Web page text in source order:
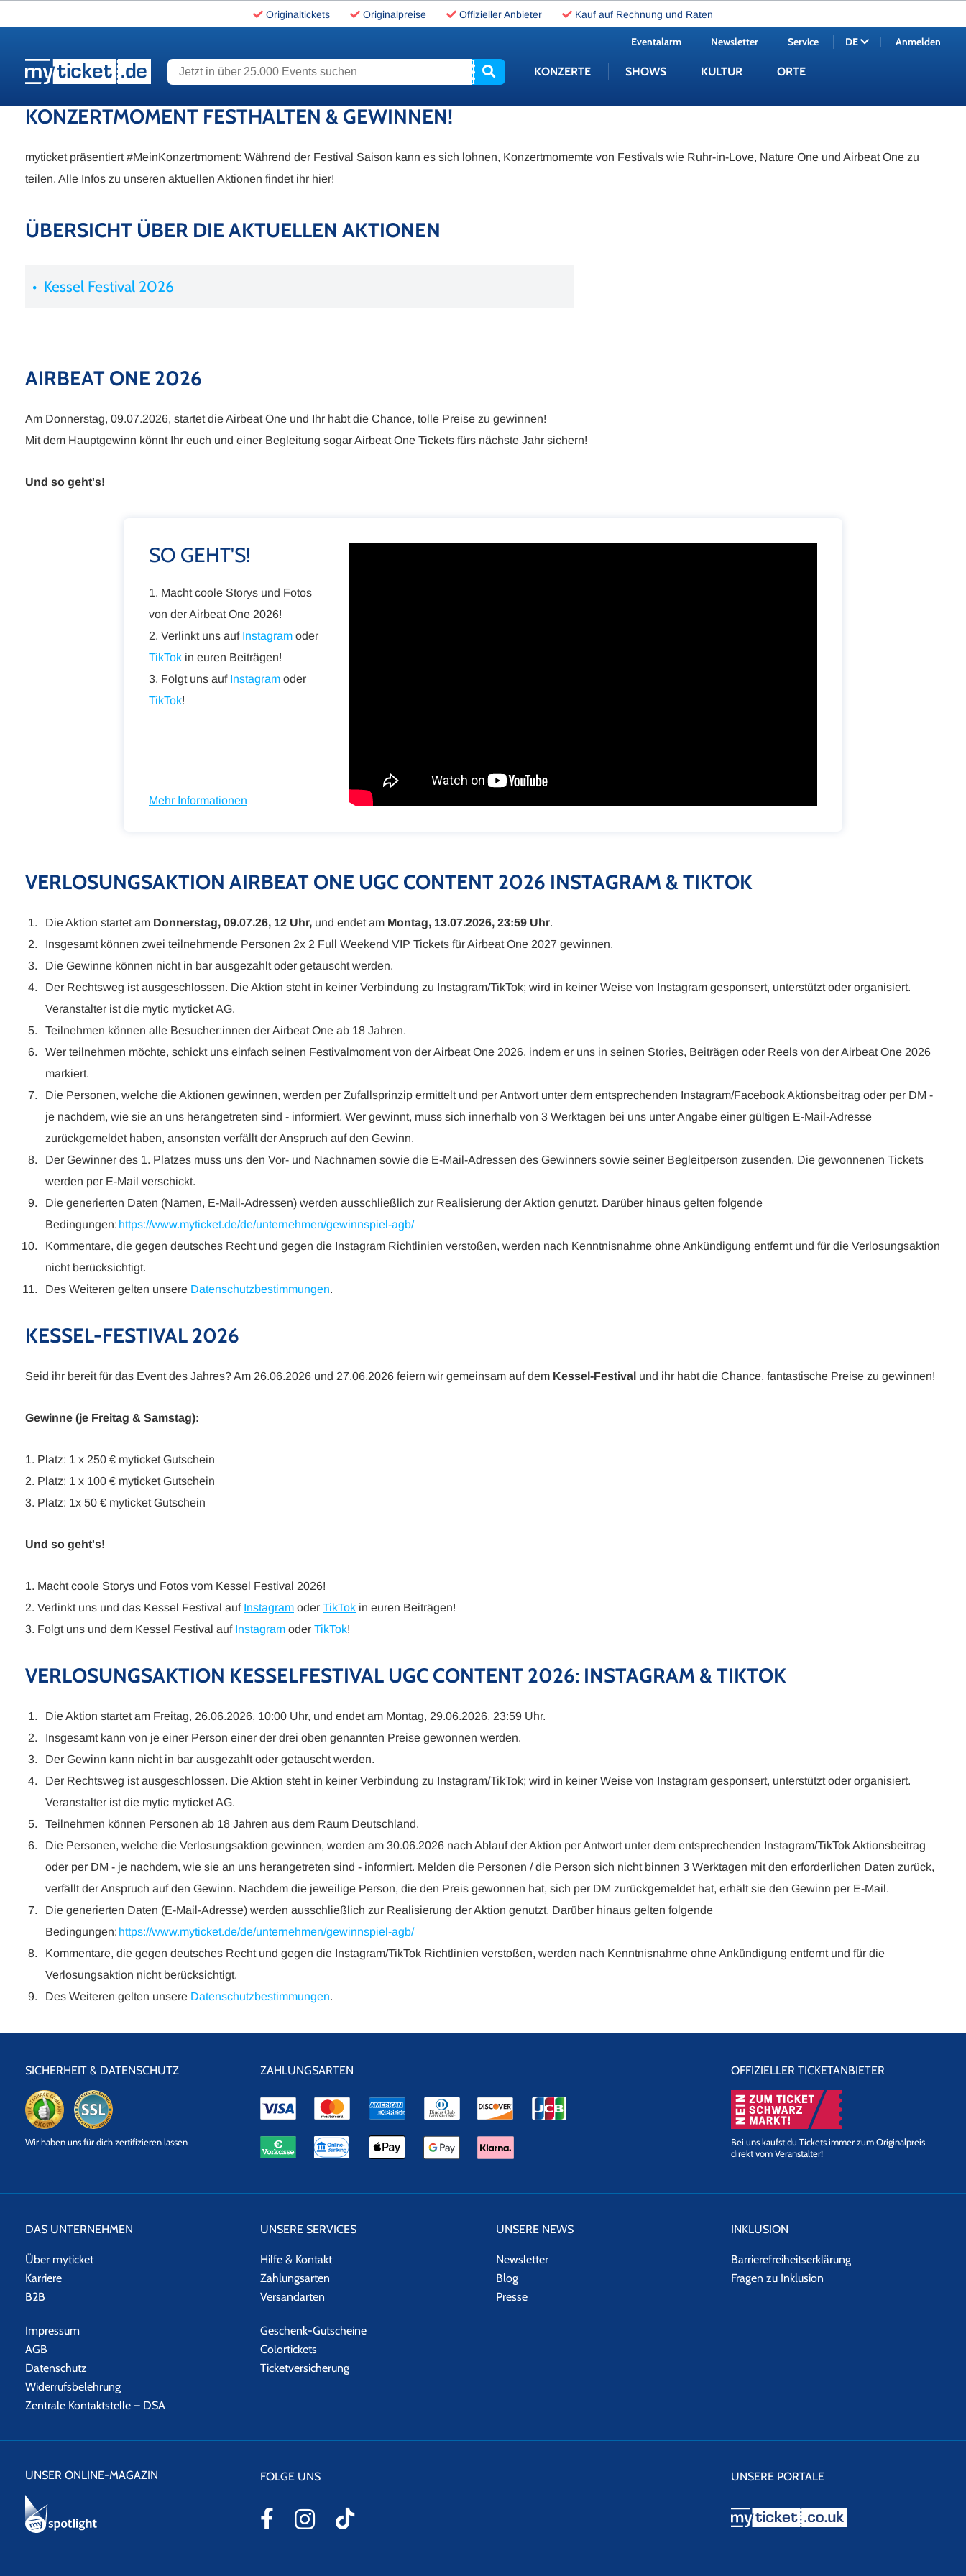
Originaltickets Originalpreise Offizieller Anbieter Kauf auf Rechnung und Raten
Jetzt in über 25.000 Events suchen KONZERTE SHOWS KULTUR ORTE
Eventalarm Newsletter Service DE Anmelden
KONZERTMOMENT FESTHALTEN & GEWINNEN!
myticket präsentiert #MeinKonzertmoment: Während der Festival Saison kann es sich lohnen, Konzertmomemte von Festivals wie Ruhr-in-Love, Nature One und Airbeat One zu
teilen. Alle Infos zu unseren aktuellen Aktionen findet ihr hier!
ÜBERSICHT ÜBER DIE AKTUELLEN AKTIONEN
Kessel Festival 2026
AIRBEAT ONE 2026
Am Donnerstag, 09.07.2026, startet die Airbeat One und Ihr habt die Chance, tolle Preise zu gewinnen!
Mit dem Hauptgewinn könnt Ihr euch und einer Begleitung sogar Airbeat One Tickets fürs nächste Jahr sichern!
Und so geht's!
SO GEHT'S!
1. Macht coole Storys und Fotos
von der Airbeat One 2026!
2. Verlinkt uns auf Instagram oder
TikTok in euren Beiträgen!
3. Folgt uns auf Instagram oder
TikTok!
Mehr Informationen
VERLOSUNGSAKTION AIRBEAT ONE UGC CONTENT 2026 INSTAGRAM & TIKTOK
Die Aktion startet am Donnerstag, 09.07.26, 12 Uhr, und endet am Montag, 13.07.2026, 23:59 Uhr.
Insgesamt können zwei teilnehmende Personen 2x 2 Full Weekend VIP Tickets für Airbeat One 2027 gewinnen.
Die Gewinne können nicht in bar ausgezahlt oder getauscht werden.
Der Rechtsweg ist ausgeschlossen. Die Aktion steht in keiner Verbindung zu Instagram/TikTok; wird in keiner Weise von Instagram gesponsert, unterstützt oder organisiert.
Veranstalter ist die mytic myticket AG.
Teilnehmen können alle Besucher:innen der Airbeat One ab 18 Jahren.
Wer teilnehmen möchte, schickt uns einfach seinen Festivalmoment von der Airbeat One 2026, indem er uns in seinen Stories, Beiträgen oder Reels von der Airbeat One 2026
markiert.
Die Personen, welche die Aktionen gewinnen, werden per Zufallsprinzip ermittelt und per Antwort unter dem entsprechenden Instagram/Facebook Aktionsbeitrag oder per DM -
je nachdem, wie sie an uns herangetreten sind - informiert. Wer gewinnt, muss sich innerhalb von 3 Werktagen bei uns unter Angabe einer gültigen E-Mail-Adresse
zurückgemeldet haben, ansonsten verfällt der Anspruch auf den Gewinn.
Der Gewinner des 1. Platzes muss uns den Vor- und Nachnamen sowie die E-Mail-Adressen des Gewinners sowie seiner Begleitperson zusenden. Die gewonnenen Tickets
werden per E-Mail verschickt.
Die generierten Daten (Namen, E-Mail-Adressen) werden ausschließlich zur Realisierung der Aktion genutzt. Darüber hinaus gelten folgende
Bedingungen: https://www.myticket.de/de/unternehmen/gewinnspiel-agb/
Kommentare, die gegen deutsches Recht und gegen die Instagram Richtlinien verstoßen, werden nach Kenntnisnahme ohne Ankündigung entfernt und für die Verlosungsaktion
nicht berücksichtigt.
Des Weiteren gelten unsere Datenschutzbestimmungen.
KESSEL-FESTIVAL 2026
Seid ihr bereit für das Event des Jahres? Am 26.06.2026 und 27.06.2026 feiern wir gemeinsam auf dem Kessel-Festival und ihr habt die Chance, fantastische Preise zu gewinnen!
Gewinne (je Freitag & Samstag):
1. Platz: 1 x 250 € myticket Gutschein
2. Platz: 1 x 100 € myticket Gutschein
3. Platz: 1x 50 € myticket Gutschein
Und so geht's!
1. Macht coole Storys und Fotos vom Kessel Festival 2026!
2. Verlinkt uns und das Kessel Festival auf Instagram oder TikTok in euren Beiträgen!
3. Folgt uns und dem Kessel Festival auf Instagram oder TikTok!
VERLOSUNGSAKTION KESSELFESTIVAL UGC CONTENT 2026: INSTAGRAM & TIKTOK
Die Aktion startet am Freitag, 26.06.2026, 10:00 Uhr, und endet am Montag, 29.06.2026, 23:59 Uhr.
Insgesamt kann von je einer Person einer der drei oben genannten Preise gewonnen werden.
Der Gewinn kann nicht in bar ausgezahlt oder getauscht werden.
Der Rechtsweg ist ausgeschlossen. Die Aktion steht in keiner Verbindung zu Instagram/TikTok; wird in keiner Weise von Instagram gesponsert, unterstützt oder organisiert.
Veranstalter ist die mytic myticket AG.
Teilnehmen können Personen ab 18 Jahren aus dem Raum Deutschland.
Die Personen, welche die Verlosungsaktion gewinnen, werden am 30.06.2026 nach Ablauf der Aktion per Antwort unter dem entsprechenden Instagram/TikTok Aktionsbeitrag
oder per DM - je nachdem, wie sie an uns herangetreten sind - informiert. Melden die Personen / die Person sich nicht binnen 3 Werktagen mit den erforderlichen Daten zurück,
verfällt der Anspruch auf den Gewinn. Nachdem die jeweilige Person, die den Preis gewonnen hat, sich per DM zurückgemeldet hat, erhält sie den Gewinn per E-Mail.
Die generierten Daten (E-Mail-Adresse) werden ausschließlich zur Realisierung der Aktion genutzt. Darüber hinaus gelten folgende
Bedingungen: https://www.myticket.de/de/unternehmen/gewinnspiel-agb/
Kommentare, die gegen deutsches Recht und gegen die Instagram/TikTok Richtlinien verstoßen, werden nach Kenntnisnahme ohne Ankündigung entfernt und für die
Verlosungsaktion nicht berücksichtigt.
Des Weiteren gelten unsere Datenschutzbestimmungen.
SICHERHEIT & DATENSCHUTZ
Datensicherheit
Wir haben uns für dich zertifizieren lassen
ZAHLUNGSARTEN OFFIZIELLER TICKETANBIETER
Bei uns kaufst du Tickets immer zum Originalpreis
direkt vom Veranstalter!
DAS UNTERNEHMEN
Über myticket
Karriere
B2B
Impressum
AGB
Datenschutz
Widerrufsbelehrung
Zentrale Kontaktstelle – DSA
UNSERE SERVICES
Hilfe & Kontakt
Zahlungsarten
Versandarten
Geschenk-Gutscheine
Colortickets
Ticketversicherung
UNSERE NEWS
Newsletter
Blog
Presse
INKLUSION
Barrierefreiheitserklärung
Fragen zu Inklusion
UNSER ONLINE-MAGAZIN FOLGE UNS UNSERE PORTALE